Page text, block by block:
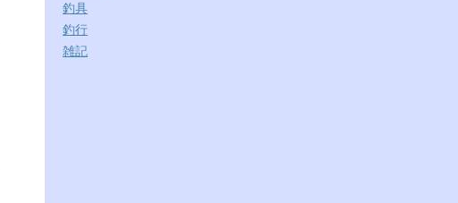
釣具
釣行
雑記